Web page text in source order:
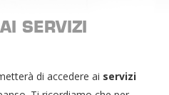
SERVIZI